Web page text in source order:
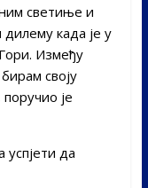
светиње и
када је у
Између
своју
је
успјети да